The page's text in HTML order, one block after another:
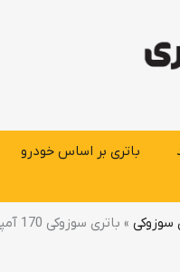
باتری بر اساس خودرو
سوزوکی » باتری سوزوکی 170 آمپر